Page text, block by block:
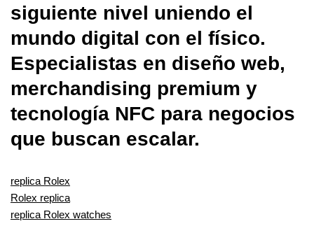
siguiente nivel uniendo el
mundo digital con el físico.
Especialistas en diseño web,
merchandising premium y
tecnología NFC para negocios
que buscan escalar.
replica Rolex
Rolex replica
replica Rolex watches